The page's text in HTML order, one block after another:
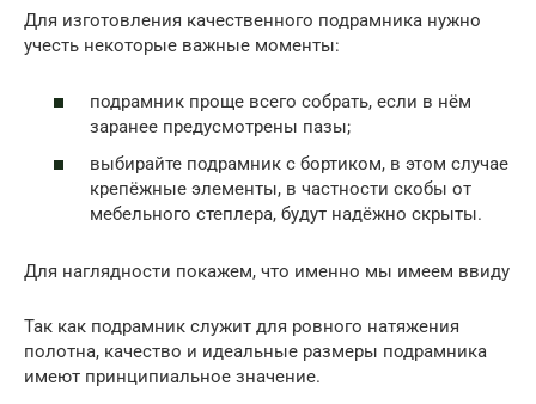
Для изготовления качественного подрамника нужно
учесть некоторые важные моменты:
подрамник проще всего собрать, если в нём
заранее предусмотрены пазы;
выбирайте подрамник с бортиком, в этом случае
крепёжные элементы, в частности скобы от
мебельного степлера, будут надёжно скрыты.
Для наглядности покажем, что именно мы имеем ввиду
Так как подрамник служит для ровного натяжения
полотна, качество и идеальные размеры подрамника
имеют принципиальное значение.